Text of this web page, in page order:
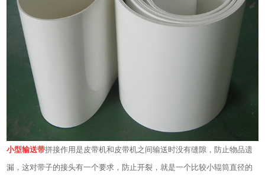
小型输送带拼接作用是皮带机和皮带机之间输送时没有缝隙，防止物品遗
漏，这对带子的接头有一个要求，防止开裂，就是一个比较小辊筒直径的